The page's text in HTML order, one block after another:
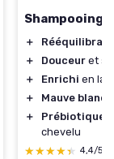
Shampooing
＋
Rééquilibrant
＋
Douceur et
＋
Enrichi en lait
＋
Mauve
＋
Prébiotiques
chevelu
★★★★★
★★★★★ 4,4/5